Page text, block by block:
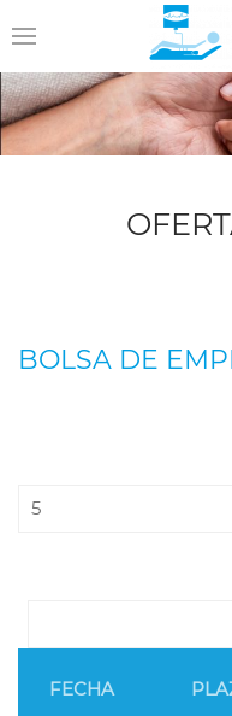
BOLSA DE
FECHA